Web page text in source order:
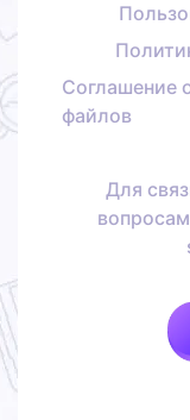
Соглашение
файлов
Для